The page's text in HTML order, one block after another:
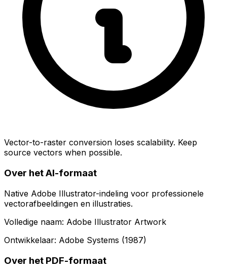
Vector-to-raster conversion loses scalability. Keep
source vectors when possible.
Over het AI-formaat
Native Adobe Illustrator-indeling voor professionele
vectorafbeeldingen en illustraties.
Volledige naam: Adobe Illustrator Artwork
Ontwikkelaar: Adobe Systems (1987)
Over het PDF-formaat